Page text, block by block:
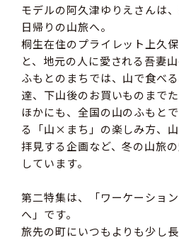
モデルの阿久津ゆりえさんは
日帰りの山旅へ。
桐生在住のプライレット上久
と、地元の人に愛される吾妻山
ふもとのまちでは、山で食べ
達、下山後のお買いものまで
ほかにも、全国の山のふもと
る「山×まち」の楽しみ方、
拝見する企画など、冬の山旅
しています。
第二特集は、「ワーケーショ
へ」です。
旅先の町にいつもよりも少し